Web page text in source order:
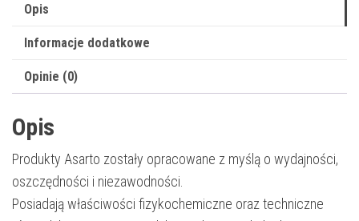
4000
black
Opis
Informacje dodatkowe
Opinie (0)
Opis
Produkty Asarto zostały opracowane z myślą o wydajności,
oszczędności i niezawodności.
Posiadają właściwości fizykochemiczne oraz techniczne